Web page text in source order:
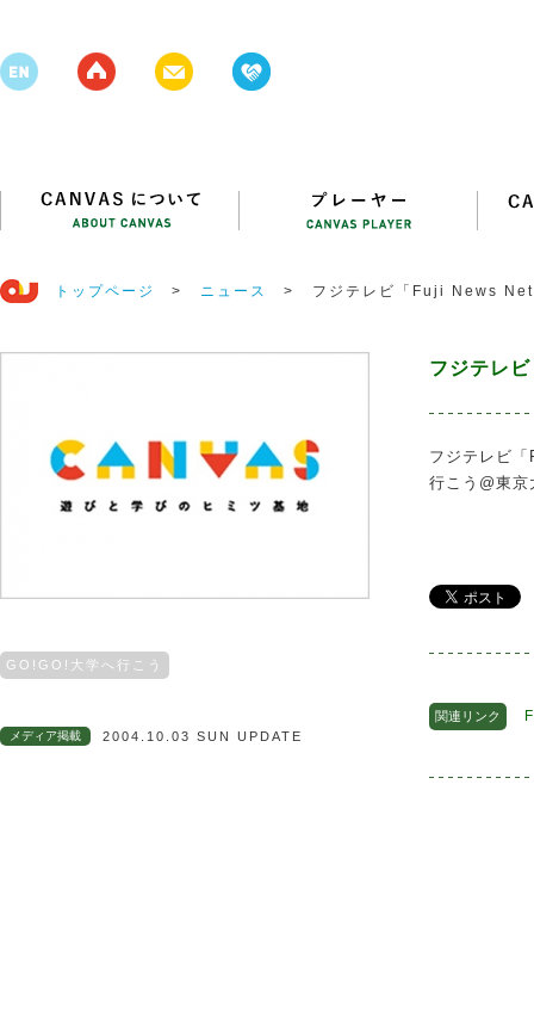
トップページ > ニュース > フジテレビ「Fuji News
GO!GO!大学へ行こう
メディア掲載 2004.10.03 SUN UPDATE
フジテレ
フジテレビ
行こう@東
関連リンク